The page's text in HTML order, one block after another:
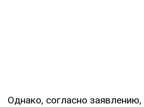
Однако, согласно заявлению,